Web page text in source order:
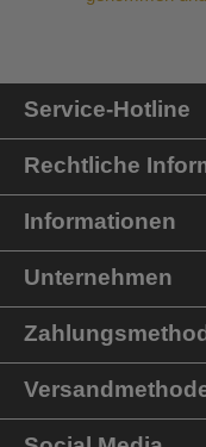
Service-Hotline
Rechtliche
Informationen
Unternehmen